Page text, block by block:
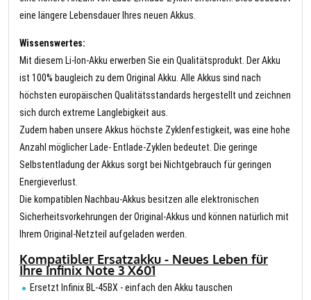
eine längere Lebensdauer Ihres neuen Akkus.
Wissenswertes:
Mit diesem Li-Ion-Akku erwerben Sie ein Qualitätsprodukt. Der Akku
ist 100% baugleich zu dem Original Akku. Alle Akkus sind nach
höchsten europäischen Qualitätsstandards hergestellt und zeichnen
sich durch extreme Langlebigkeit aus.
Zudem haben unsere Akkus höchste Zyklenfestigkeit, was eine hohe
Anzahl möglicher Lade- Entlade-Zyklen bedeutet. Die geringe
Selbstentladung der Akkus sorgt bei Nichtgebrauch für geringen
Energieverlust.
Die kompatiblen Nachbau-Akkus besitzen alle elektronischen
Sicherheitsvorkehrungen der Original-Akkus und können natürlich mit
Ihrem Original-Netzteil aufgeladen werden.
Kompatibler Ersatzakku - Neues Leben für
Ihre Infinix Note 3 X601
Ersetzt Infinix BL-45BX - einfach den Akku tauschen